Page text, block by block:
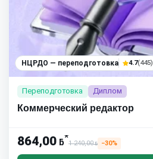
НЦРДО — переподготовка 4.7(445)
Переподготовка Диплом
Коммерческий редактор
864,00 ƃ*
1 240,00ƃ −30%